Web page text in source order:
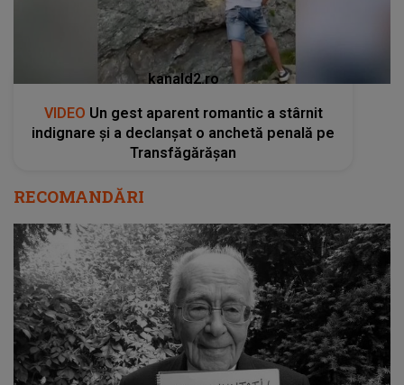
RECOMANDĂRI
Filosoful Mihai Şora a murit la 106 ani.
Postarea de pe pagina sa de Facebook:
"Iubitule, ai fost fericire pură: nu doar un om
frumos, ci Frumuseţea însăşi